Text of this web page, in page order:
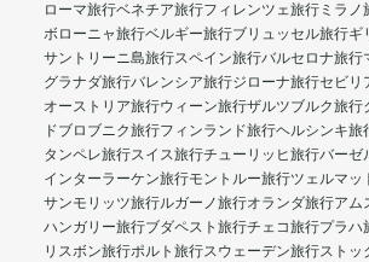
ローマ旅行ベネチア旅行フィレンツェ旅行 ミラノ
ボローニャ旅行ベルギー旅行ブリュッセル旅行ギ
サントリーニ島旅行スペイン旅行バルセロナ旅行
グラナダ旅行バレンシア旅行ジローナ旅行セビリ
オーストリア旅行ウィーン旅行ザルツブルク旅行
ドブロブニク旅行フィンランド旅行ヘルシンキ旅
タンペレ旅行スイス旅行チューリッヒ旅行バーゼ
インターラーケン旅行モントルー旅行ツェルマッ
サンモリッツ旅行ルガーノ旅行オランダ旅行アム
ハンガリー旅行ブダペスト旅行チェコ旅行プラハ
リスボン旅行ポルト旅行スウェーデン旅行ストッ